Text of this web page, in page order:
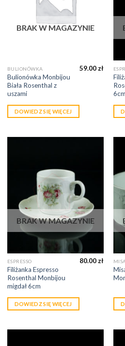
BRAK W MAGAZYNIE
BULIONÓWKA
Bulionówka Monbijou
Biała Rosenthal z
uszami
59.00 zł
DOWIEDZ SIĘ WIĘCEJ
6cm
BRAK W MAGAZYNIE
ESPRESSO
Filiżanka Espresso
Rosenthal Monbijou
migdał 6cm
80.00 zł
DOWIEDZ SIĘ WIĘCEJ